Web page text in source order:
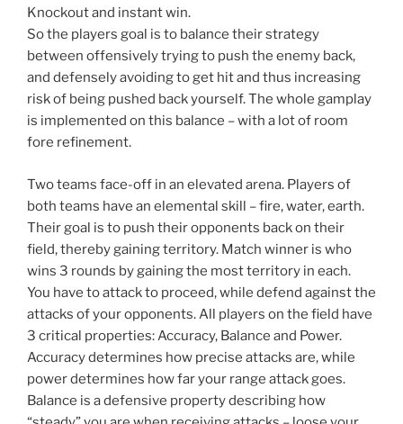
Knockout and instant win.
So the players goal is to balance their strategy
between offensively trying to push the enemy back,
and defensely avoiding to get hit and thus increasing
risk of being pushed back yourself. The whole gamplay
is implemented on this balance – with a lot of room
fore refinement.
Two teams face-off in an elevated arena. Players of
both teams have an elemental skill – fire, water, earth.
Their goal is to push their opponents back on their
field, thereby gaining territory. Match winner is who
wins 3 rounds by gaining the most territory in each.
You have to attack to proceed, while defend against the
attacks of your opponents. All players on the field have
3 critical properties: Accuracy, Balance and Power.
Accuracy determines how precise attacks are, while
power determines how far your range attack goes.
Balance is a defensive property describing how